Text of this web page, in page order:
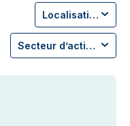
Localisation
Secteur d’activité